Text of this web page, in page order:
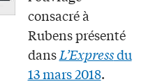
consacré à
Rubens présenté
dansL’Expressdu
13 mars 2018.